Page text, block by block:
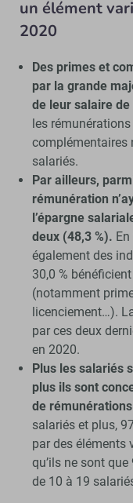
un élément
2020
Des primes et
par la grande
de leur salaire de
les
complémentaires
salariés.
Par ailleurs,
rémunération
l’épargne
deux (48,3 %).
également des
30,0 %
(notamment
licenciement…).
par ces deux
en 2020.
Plus les salariés
plus ils sont
de
salariés et plus,
par des éléments
qu’ils ne sont que
de 10 à 19